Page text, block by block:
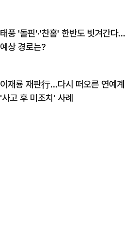
태풍 '돌핀'·'찬홈' 한반도 빗겨간다…
예상 경로는?
이재룡 재판行…다시 떠오른 연예계
'사고 후 미조치' 사례